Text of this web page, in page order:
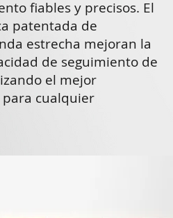
fiables y precisos. El
patentada de
estrecha mejoran la
de seguimiento de
el mejor
para cualquier